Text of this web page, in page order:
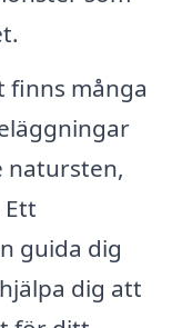
finns många
natursten,
guida dig
dig att